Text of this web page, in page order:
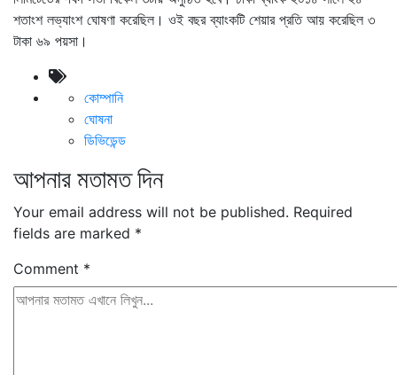
শতাংশ লভ্যাংশ ঘোষণা করেছিল। ওই বছর ব্যাংকটি শেয়ার প্রতি আয় করেছিল ৩
টাকা ৬৯ পয়সা।
কোম্পানি
ঘোষনা
ডিভিডেন্ড
আপনার মতামত দিন
Your email address will not be published. Required
fields are marked *
Comment *